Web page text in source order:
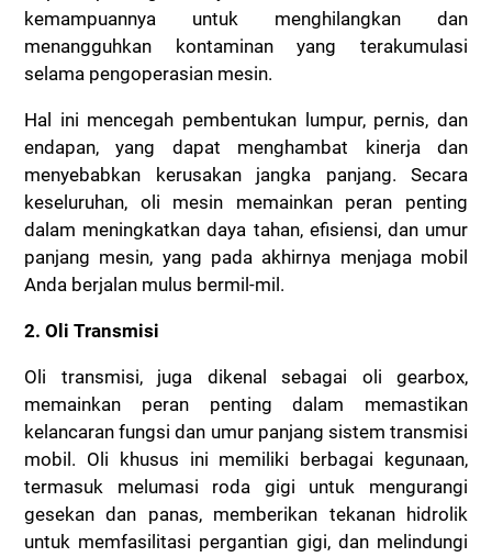
kemampuannya untuk menghilangkan dan
menangguhkan kontaminan yang terakumulasi
selama pengoperasian mesin.
Hal ini mencegah pembentukan lumpur, pernis, dan
endapan, yang dapat menghambat kinerja dan
menyebabkan kerusakan jangka panjang. Secara
keseluruhan, oli mesin memainkan peran penting
dalam meningkatkan daya tahan, efisiensi, dan umur
panjang mesin, yang pada akhirnya menjaga mobil
Anda berjalan mulus bermil-mil.
2. Oli Transmisi
Oli transmisi, juga dikenal sebagai oli gearbox,
memainkan peran penting dalam memastikan
kelancaran fungsi dan umur panjang sistem transmisi
mobil. Oli khusus ini memiliki berbagai kegunaan,
termasuk melumasi roda gigi untuk mengurangi
gesekan dan panas, memberikan tekanan hidrolik
untuk memfasilitasi pergantian gigi, dan melindungi